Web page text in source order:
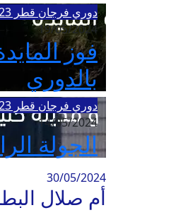
دوري فرجان قطر 2024/2023
19/05/2024
فوز
بالدوري
دوري فرجان قطر 2024/2023
14/05/2024
الجولة
30/05/2024
أم صلال البطل